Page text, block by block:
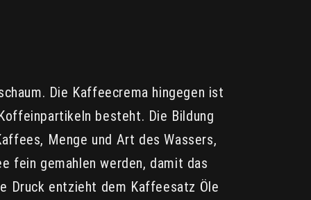
Die Kaffeecrema hingegen ist
besteht. Die Bildung
Menge und Art des Wassers,
fein gemahlen werden, damit das
Druck entzieht dem Kaffeesatz Öle